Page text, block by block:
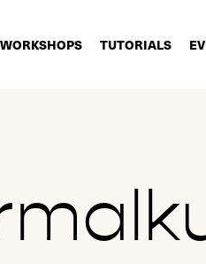
WORKSHOPS TUTORIALS